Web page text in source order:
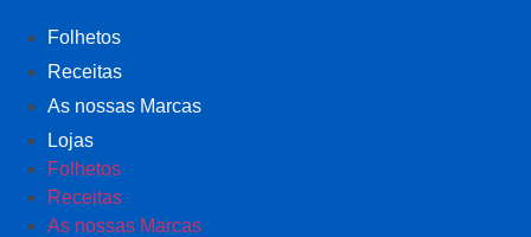
Folhetos
Receitas
As nossas Marcas
Lojas
Folhetos
Receitas
As nossas Marcas